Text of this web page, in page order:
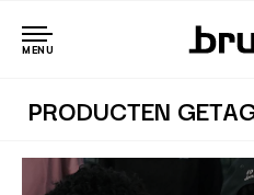
MENU
PRODUCTEN